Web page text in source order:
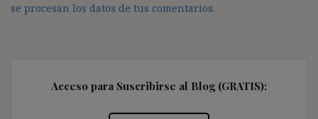
se procesan los datos de tus comentarios.
Acceso para Suscribirse al Blog (GRATIS):